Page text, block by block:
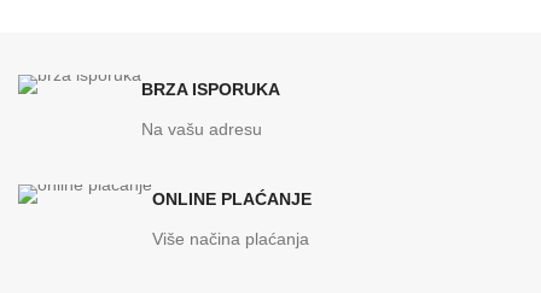
BRZA ISPORUKA
Na vašu adresu
ONLINE PLAĆANJE
Više načina plaćanja